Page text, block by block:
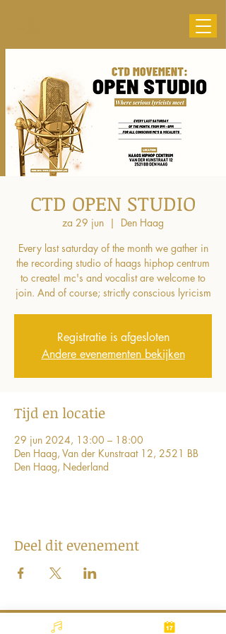
CTD OPEN STUDIO
za 29 jun
  |
Den Haag
Every last saturday of the month we gather in
the recording studio of haags hiphop centrum
to create! mc's and vocalist are welcome to
join. And of course; strictly conscious lyricism
Registratie is afgesloten
Andere evenementen bekijken
Tijd en locatie
29 jun 2024, 13:00 – 18:00
Den Haag, Van der Kunstraat 12, 2521 BB
Den Haag, Nederland
Deel dit evenement
Stichting Connect the Dots Movement